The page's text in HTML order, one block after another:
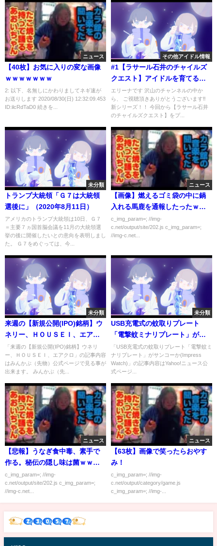
ニュース
【40枚】お気に入りの変な画像
ｗｗｗｗｗｗｗ
2: 以下、名無しにかわりましてネギ速が
お送りします 2020/08/30(日) 12:32:09.453
ID:ilcRdTaD0 続きを...
その他アイドル情報
#1【ラサール石井のチャイルズ
クエスト】アイドルを育てるの
も波乱万丈！【FC/レトロゲーム/
バカゲー】
エリーナです 沢山のチャンネルの中か
ら、 ご視聴頂きありがとうございます‼
新シリーズ！！ 今回から【ラサール石井
のチャイルズクエスト】をプ...
未分類
トランプ大統領「Ｇ７は大統領
選後に」（2020年8月11日）
アメリカのトランプ大統領は10日、Ｇ７
＝主要７ヵ国首脳会議を11月の大統領選
挙の後に開催したいとの意向を表明しまし
た。 Ｇ７をめぐっては、今...
ニュース
【画像】燃えるゴミ袋の中に鍋
入れる馬鹿を通報したったｗｗ
ｗｗｗ
c_img_param=; //img-
c.net/output/site/202.js c_img_param=;
//img-c.net...
未分類
来週の【新規公開(IPO)銘柄】ウ
ネリー、ＨＯＵＳＥＩ、エアク
ロ
「来週の【新規公開(IPO)銘柄】ウネリ
ー、ＨＯＵＳＥＩ、エアクロ」の記事内容
はみんかぶ（先物）公式ページで見る事が
出来ます。 みんかぶ（先...
未分類
USB充電式の蚊取りプレート
「電撃蚊ミナリプレート」がサ
ンコーか(Impress Watch)
「USB充電式の蚊取りプレート「電撃蚊ミ
ナリプレート」がサンコーか(Impress
Watch)」の記事内容はYahoo!ニュース公
式ページ...
ニュース
【悲報】うなぎ食中毒、素手で
作る。秘伝の隠し味は菌ｗｗｗ
ｗｗ
c_img_param=; //img-
c.net/output/site/202.js c_img_param=;
//img-c.net...
ニュース
【63枚】画像で笑ったらおやす
み！
c_img_param=; //img-
c.net/output/category/game.js
c_img_param=; //img-...